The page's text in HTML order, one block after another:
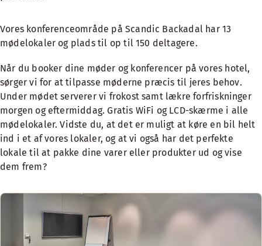
Vores konferenceområde på Scandic Backadal har 13
mødelokaler og plads til op til 150 deltagere.
Når du booker dine møder og konferencer på vores hotel,
sørger vi for at tilpasse møderne præcis til jeres behov.
Under mødet serverer vi frokost samt lækre forfriskninger
morgen og eftermiddag. Gratis WiFi og LCD-skærme i alle
mødelokaler. Vidste du, at det er muligt at køre en bil helt
ind i et af vores lokaler, og at vi også har det perfekte
lokale til at pakke dine varer eller produkter ud og vise
dem frem?